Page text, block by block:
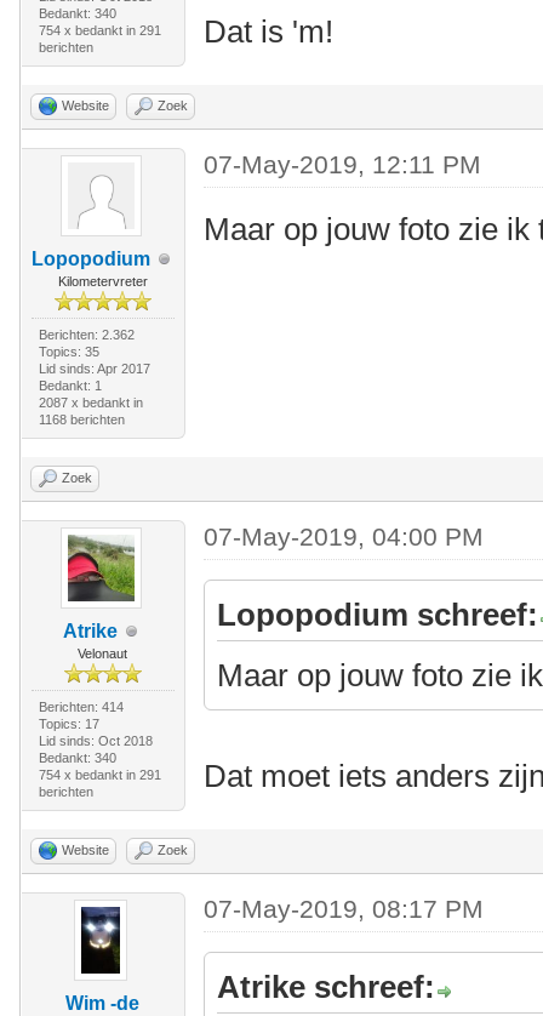
Bedankt: 340
754 x bedankt in 291
berichten
Dat is 'm!
Website Zoek
Lopopodium
Kilometervreter
Berichten: 2.362
Topics: 35
Lid sinds: Apr 2017
Bedankt: 1
2087 x bedankt in
1168 berichten
07-May-2019, 12:11 PM
Maar op jouw foto zie
Zoek
Atrike
Velonaut
Berichten: 414
Topics: 17
Lid sinds: Oct 2018
Bedankt: 340
754 x bedankt in 291
berichten
07-May-2019, 04:00 PM
Lopopodium schreef:
Maar op jouw foto zie
Dat moet iets anders
Website Zoek
Wim -de
07-May-2019, 08:17 PM
Atrike schreef: